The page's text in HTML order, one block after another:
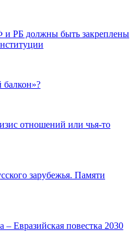
РБ должны быть закреплены
балкон»?
отношений или чья-то
зарубежья. Памяти
Евразийская повестка 2030